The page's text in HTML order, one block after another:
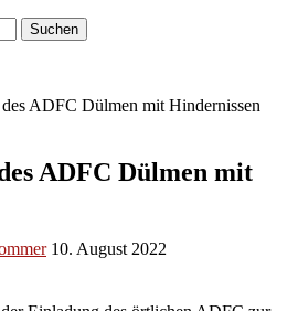
Suchen
ADFC Dülmen mit Hindernissen
ADFC Dülmen mit
10. August 2022